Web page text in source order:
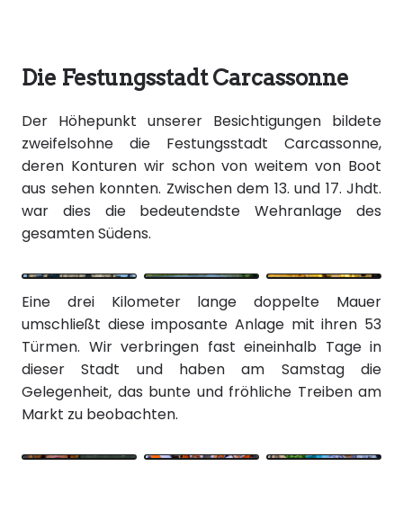
Die Festungsstadt Carcassonne
Der Höhepunkt unserer Besichtigungen bildete
zweifelsohne die Festungsstadt Carcassonne,
deren Konturen wir schon von weitem von Boot
aus sehen konnten. Zwischen dem 13. und 17. Jhdt.
war dies die bedeutendste Wehranlage des
gesamten Südens.
Eine drei Kilometer lange doppelte Mauer
umschließt diese imposante Anlage mit ihren 53
Türmen. Wir verbringen fast eineinhalb Tage in
dieser Stadt und haben am Samstag die
Gelegenheit, das bunte und fröhliche Treiben am
Markt zu beobachten.